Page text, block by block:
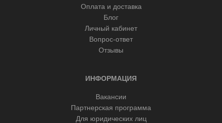
Оплата и доставка
Блог
Личный кабинет
Вопрос-ответ
Отзывы
ИНФОРМАЦИЯ
Вакансии
Партнерская программа
Для юридических лиц